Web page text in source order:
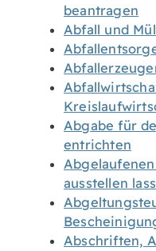
beantragen
Abfall und
Abgabe für
entrichten
ausstellen
Abschriften,